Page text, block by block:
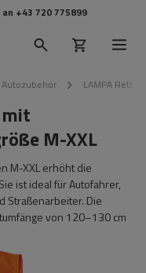
+43 720 775899
Autozubehör LAMPA
M-XXL
M-XXL erhöht die
ist ideal für Autofahrer,
Straßenarbeiter. Die
von 120–130 cm